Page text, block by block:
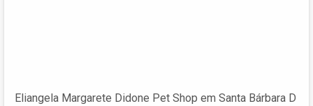
Eliangela Margarete Didone Pet Shop em Santa Bárbara D